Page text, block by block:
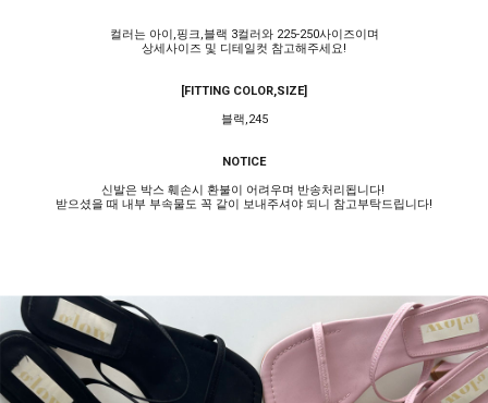
컬러는 아이,핑크,블랙 3컬러와 225-250사이즈이며
상세사이즈 및 디테일컷 참고해주세요!
[FITTING COLOR,SIZE]
블랙,245
NOTICE
신발은 박스 훼손시 환불이 어려우며 반송처리됩니다!
받으셨을 때 내부 부속물도 꼭 같이 보내주셔야 되니 참고부탁드립니다!